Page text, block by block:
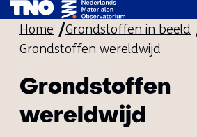
Ga
naar
inhoud
Home
Grondstoffen in beeld
Grondstoffen wereldwijd
Grondstoffen
wereldwijd